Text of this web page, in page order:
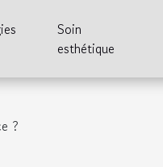
Soin
esthétique
?